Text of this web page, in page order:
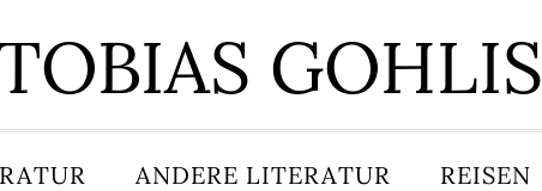
GOHLIS
ANDERE LITERATUR REISEN